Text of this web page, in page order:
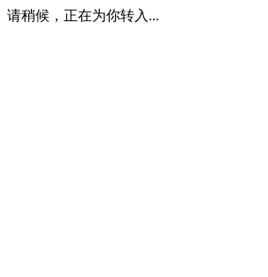
请稍候，正在为你转入...